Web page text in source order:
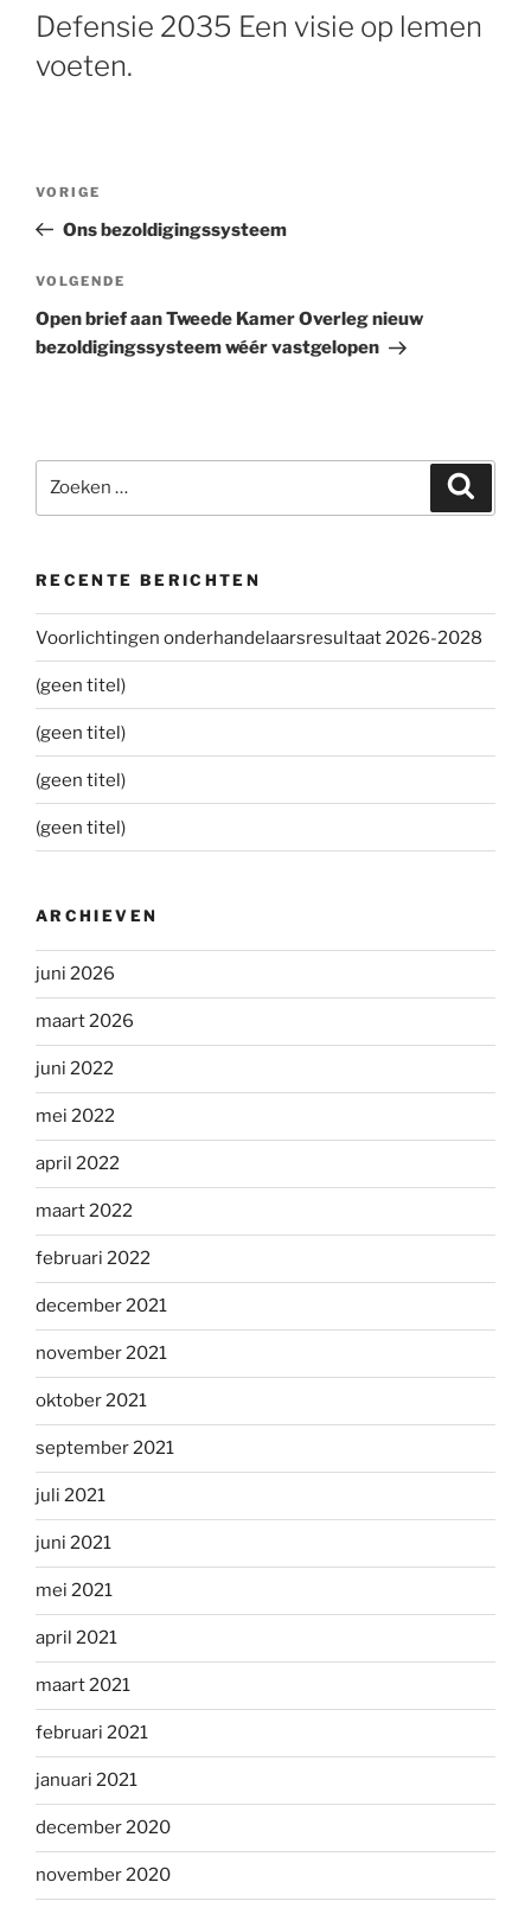
Defensie 2035 Een visie op lemen
voeten.
Bericht
Vorig
bericht
VORIGE
Ons bezoldigingssysteem
Volgend
bericht
VOLGENDE
Open brief aan Tweede Kamer Overleg nieuw
bezoldigingssysteem wéér vastgelopen
RECENTE BERICHTEN
Voorlichtingen onderhandelaarsresultaat 2026-2028
(geen titel)
(geen titel)
(geen titel)
(geen titel)
ARCHIEVEN
juni 2026
maart 2026
juni 2022
mei 2022
april 2022
maart 2022
februari 2022
december 2021
november 2021
oktober 2021
september 2021
juli 2021
juni 2021
mei 2021
april 2021
maart 2021
februari 2021
januari 2021
december 2020
november 2020